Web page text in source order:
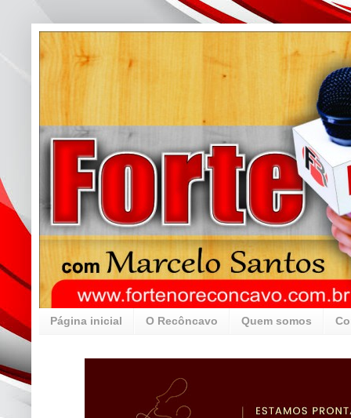
Página inicial O Recôncavo Quem somos